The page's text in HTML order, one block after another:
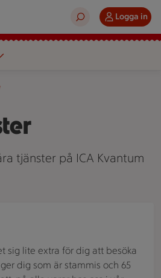
Logga in
tjänster på ICA Kvantum
sig lite extra för dig att besöka
dig som är stammis och 65